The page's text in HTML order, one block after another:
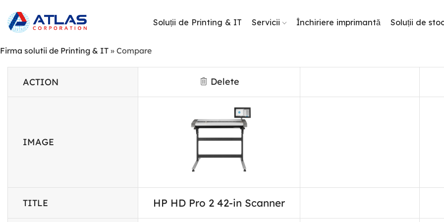
Soluții de Printing & IT Servicii Închiriere imprimantă Soluții de
Firma solutii de Printing & IT » Compare
ACTION Delete
IMAGE
TITLE HP HD Pro 2 42-in Scanner